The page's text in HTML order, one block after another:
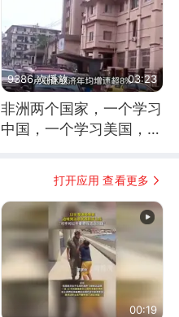
9386 次播放 03:23
非洲两个国家，一个学习
中国，一个学习美国，结
打开应用 查看更多
00:19